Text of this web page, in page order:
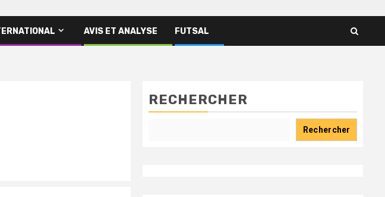
AVIS ET ANALYSE FUTSAL
RECHERCHER
Rechercher